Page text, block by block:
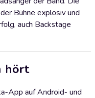
Bühne explosiv und
auch Backstage
hört
App auf Android- und